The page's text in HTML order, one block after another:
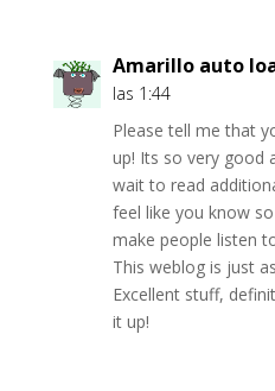
Amarillo auto
las 1:44
Please tell me that
up! Its so very good
wait to read
feel like you know
make people listen
This weblog is just
Excellent stuff,
it up!